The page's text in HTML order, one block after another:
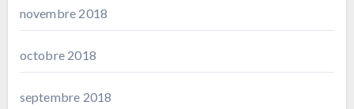
novembre 2018
octobre 2018
septembre 2018